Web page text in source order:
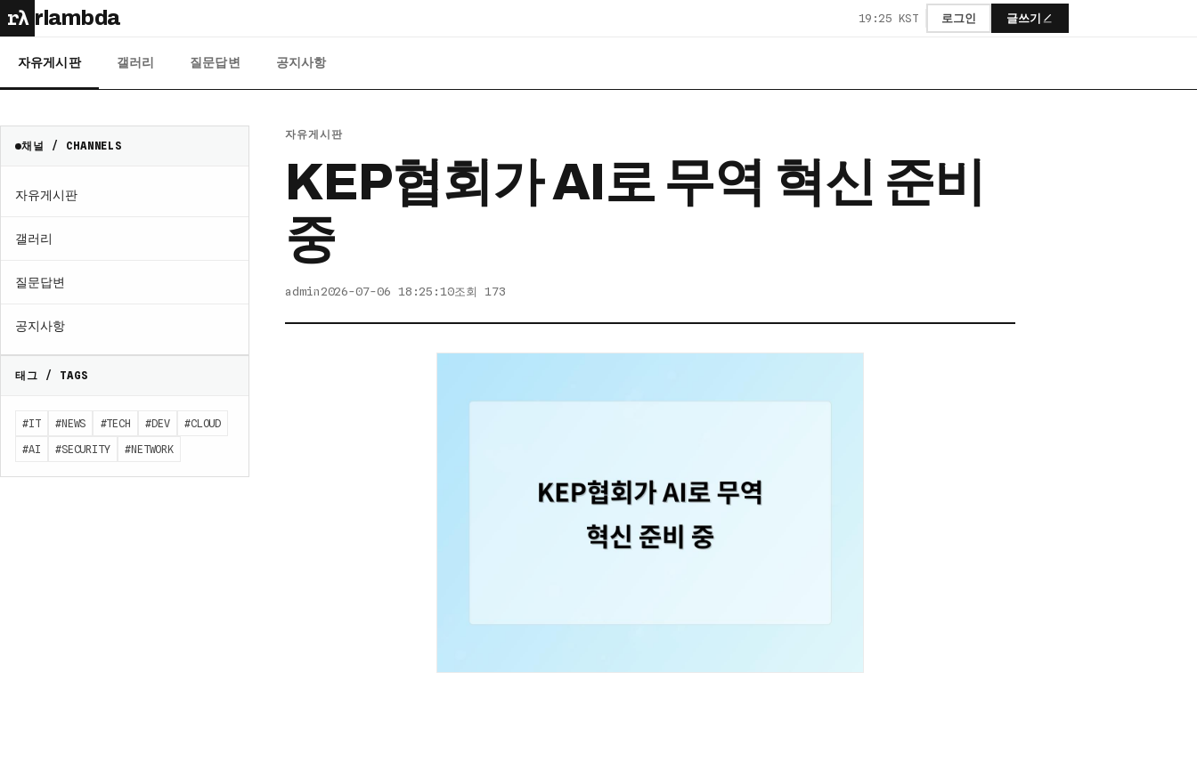
rλ rlambda 19:25 KST 로그인 글쓰기
자유게시판 갤러리 질문답변 공지사항
채널 / CHANNELS
자유게시판
갤러리
질문답변
공지사항
태그 / TAGS
#IT #NEWS #TECH #DEV #CLOUD
#AI #SECURITY #NETWORK
자유게시판
KEP협회가 AI로 무역 혁신 준비
중
admin 2026-07-06 18:25:10조회 173